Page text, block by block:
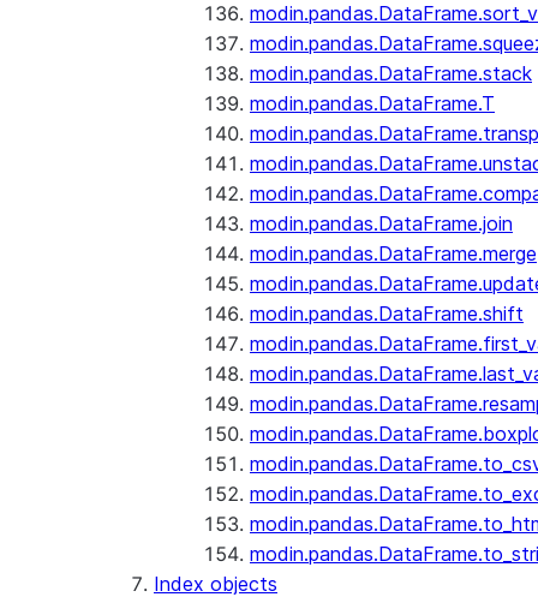
modin.pandas.DataFrame.stack
modin.pandas.DataFrame.T
modin.pandas.DataFrame.join
modin.pandas.DataFrame.merge
modin.pandas.DataFrame.shift
Index objects